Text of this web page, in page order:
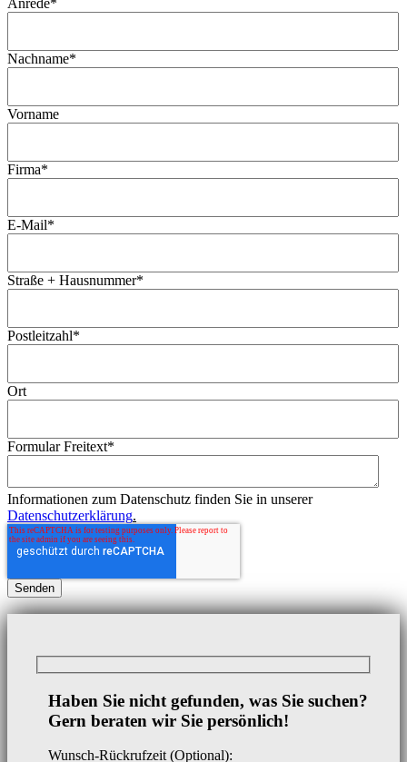
Anrede*
Nachname*
Vorname
Firma*
E-Mail*
Straße + Hausnummer*
Postleitzahl*
Ort
Formular Freitext*
Informationen zum Datenschutz finden Sie in unserer
Datenschutzerklärung.
Haben Sie nicht gefunden, was Sie suchen?
Gern beraten wir Sie persönlich!
Wunsch-Rückrufzeit (Optional):